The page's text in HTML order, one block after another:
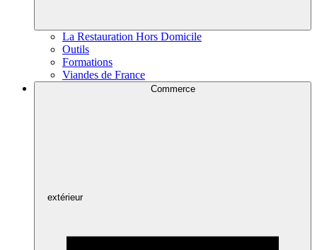
La Restauration Hors Domicile
Outils
Formations
Viandes de France
Commerce
extérieur